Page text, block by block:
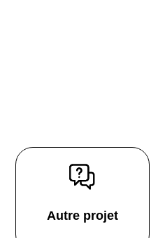
Autre projet